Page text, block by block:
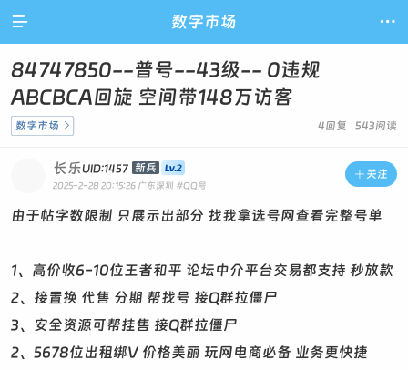
 数字市场 
84747850--普号--43级-- 0违规
ABCBCA回旋 空间带148万访客
4回复 543阅读
数字市场 
 关注
长乐UID:1457 新兵
2025-2-28 20:15:26 广东深圳 #QQ号
由于帖字数限制 只展示出部分 找我拿选号网查看完整号单
1、高价收6-10位王者和平 论坛中介平台交易都支持 秒放款
2、接置换 代售 分期 帮找号 接Q群拉僵尸
3、安全资源可帮挂售 接Q群拉僵尸
2、5678位出租绑V 价格美丽 玩网电商必备 业务更快捷